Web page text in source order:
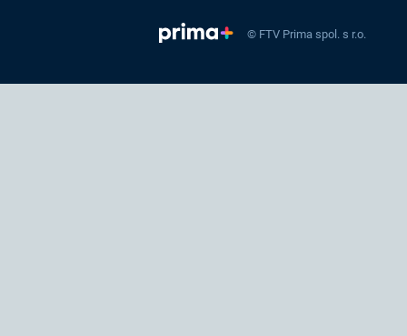
© FTV Prima spol. s r.o.